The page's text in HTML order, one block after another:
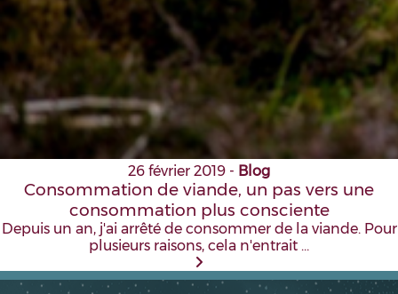
26 février 2019 - Blog
Consommation de viande, un pas vers une
consommation plus consciente
Depuis un an, j'ai arrêté de consommer de la viande. Pour
plusieurs raisons, cela n'entrait …